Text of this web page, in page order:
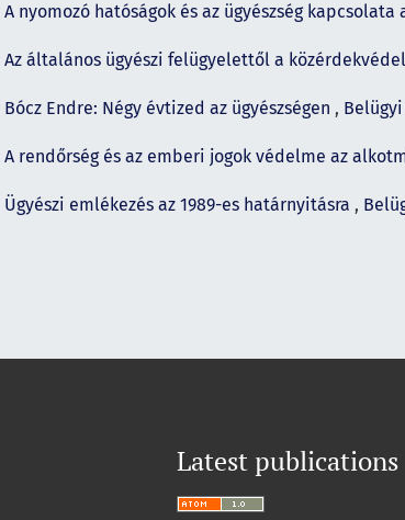
A nyomozó hatóságok és az ügyészség
Az általános ügyészi felügyelettől a
Bócz Endre: Négy évtized az ügyészségen , Belügyi
A rendőrség és az emberi jogok védelme az
Ügyészi emlékezés az 1989-es határnyitásra ,
Latest publications